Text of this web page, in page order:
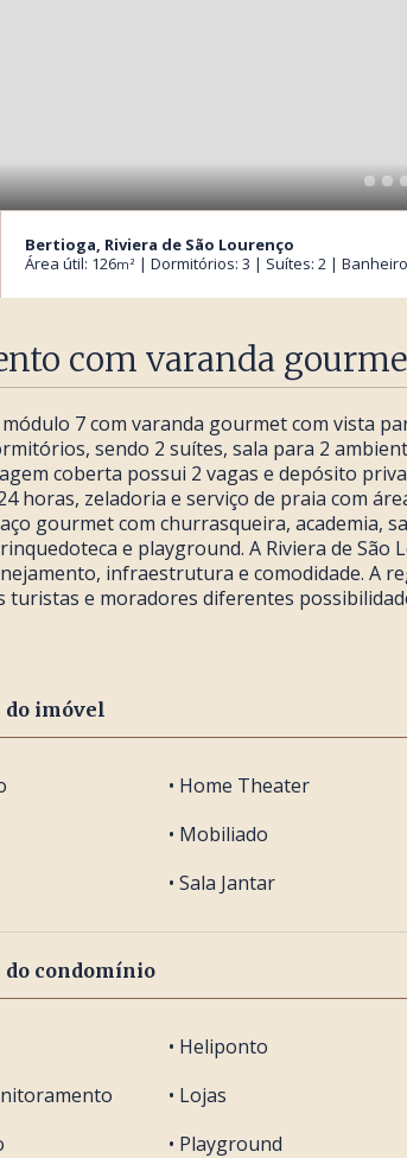
Bertioga, Riviera de São Lourenço
Área útil: 126m² | Dormitórios: 3 | Suítes: 2 |
com varanda
7 com varanda gourmet com vista
sendo 2 suítes, sala para 2
coberta possui 2 vagas e depósito
horas, zeladoria e serviço de praia com
gourmet com churrasqueira, academia,
e playground. A Riviera de São
infraestrutura e comodidade. A
turistas e moradores diferentes
do imóvel
• Home Theater
• Mobiliado
• Sala Jantar
do condomínio
• Heliponto
• Lojas
• Playground